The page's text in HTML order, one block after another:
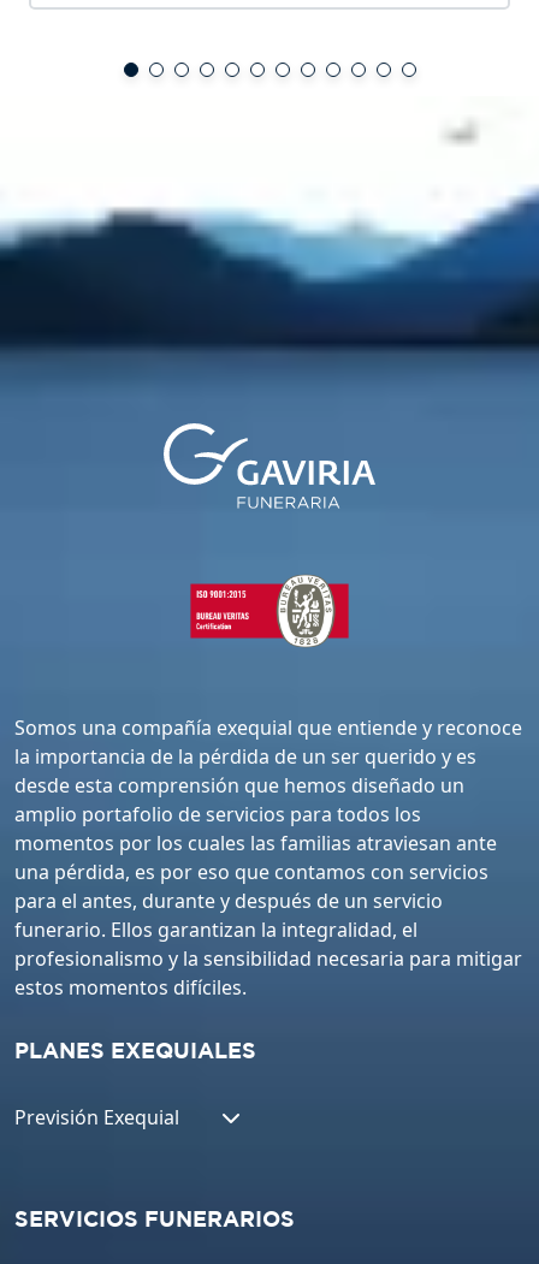
Somos una compañía exequial que entiende y reconoce
la importancia de la pérdida de un ser querido y es
desde esta comprensión que hemos diseñado un
amplio portafolio de servicios para todos los
momentos por los cuales las familias atraviesan ante
una pérdida, es por eso que contamos con servicios
para el antes, durante y después de un servicio
funerario. Ellos garantizan la integralidad, el
profesionalismo y la sensibilidad necesaria para mitigar
estos momentos difíciles.
PLANES EXEQUIALES
Previsión Exequial
SERVICIOS FUNERARIOS